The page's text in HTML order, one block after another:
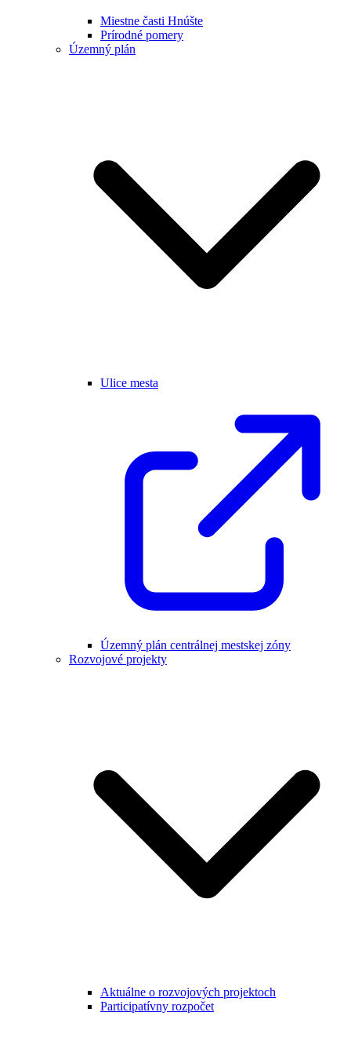
Miestne časti Hnúšte
Prírodné pomery
Územný plán
Ulice mesta
Územný plán centrálnej mestskej zóny
Rozvojové projekty
Aktuálne o rozvojových projektoch
Participatívny rozpočet